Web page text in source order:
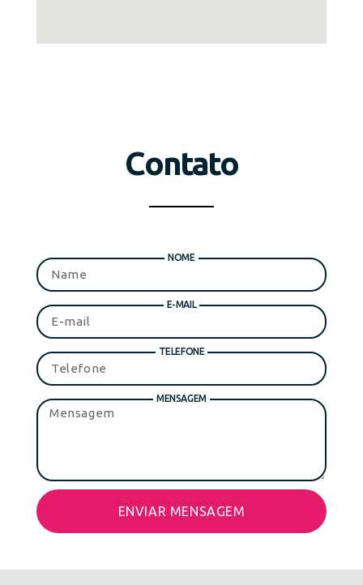
Contato
NOME
E-MAIL
TELEFONE
MENSAGEM
ENVIAR MENSAGEM